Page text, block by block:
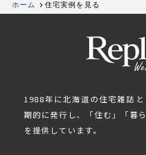
ホーム 住宅実例を見る
1988年に北海道の住宅雑誌
期的に発行し、「住む」「暮
を提供しています。